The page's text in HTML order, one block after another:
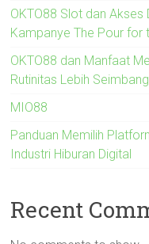
OKTO88 Slot dan
Kampanye The Pour for
OKTO88 dan Manfaat
Rutinitas Lebih Seimbang
MIO88
Panduan Memilih
Industri Hiburan Digital
Recent